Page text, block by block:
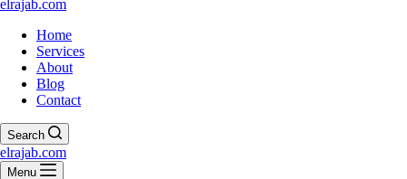
elrajab.com
Home
Services
About
Blog
Contact
Search
elrajab.com
Menu